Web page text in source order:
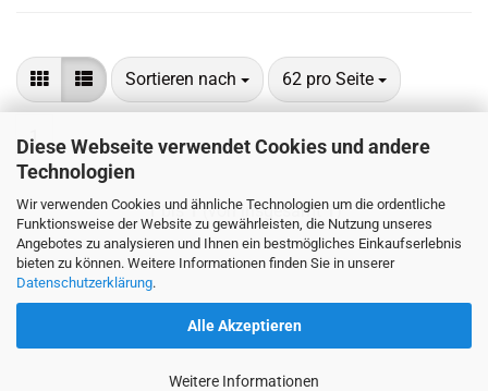
Diese Webseite verwendet Cookies und andere
Technologien
Wir verwenden Cookies und ähnliche Technologien um die ordentliche
Funktionsweise der Website zu gewährleisten, die Nutzung unseres
Angebotes zu analysieren und Ihnen ein bestmögliches Einkaufserlebnis
bieten zu können. Weitere Informationen finden Sie in unserer
Datenschutzerklärung.
Alle Akzeptieren
Weitere Informationen
Sortieren nach
Sortieren nach 62 pro Seite
pro Seite
1
1bis1(von insgesamt1)